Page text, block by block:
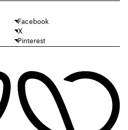
Facebook
X
Pinterest